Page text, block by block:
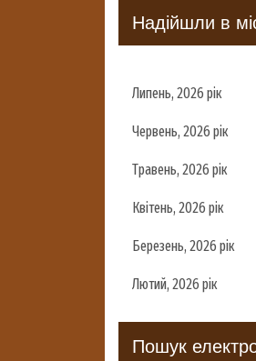
Надійшли в
Липень, 2026 рік
Червень, 2026 рік
Травень, 2026 рік
Квітень, 2026 рік
Березень, 2026 рік
Лютий, 2026 рік
Пошук